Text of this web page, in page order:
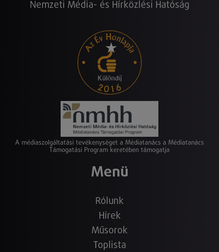
Nemzeti Média- és Hírközlési Hatóság
A médiaszolgáltatási tevékenységet a Médiatanács a Médiatanács
Támogatási Program keretében támogatja
Menü
Rólunk
Hírek
Műsorok
Toplista